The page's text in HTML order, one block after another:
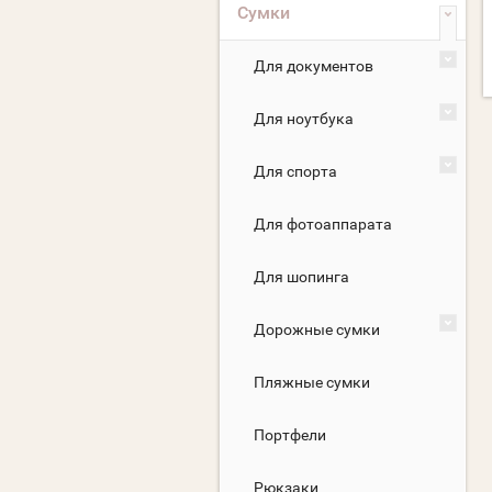
Сумки
Для документов
Для ноутбука
Для спорта
Для фотоаппарата
Для шопинга
Дорожные сумки
Пляжные сумки
Портфели
Рюкзаки